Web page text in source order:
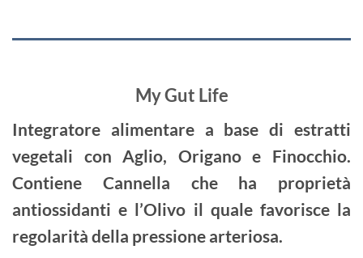
My Gut Life
Integratore alimentare a base di estratti
vegetali con Aglio, Origano e Finocchio.
Contiene Cannella che ha proprietà
antiossidanti e l’Olivo il quale favorisce la
regolarità della pressione arteriosa.